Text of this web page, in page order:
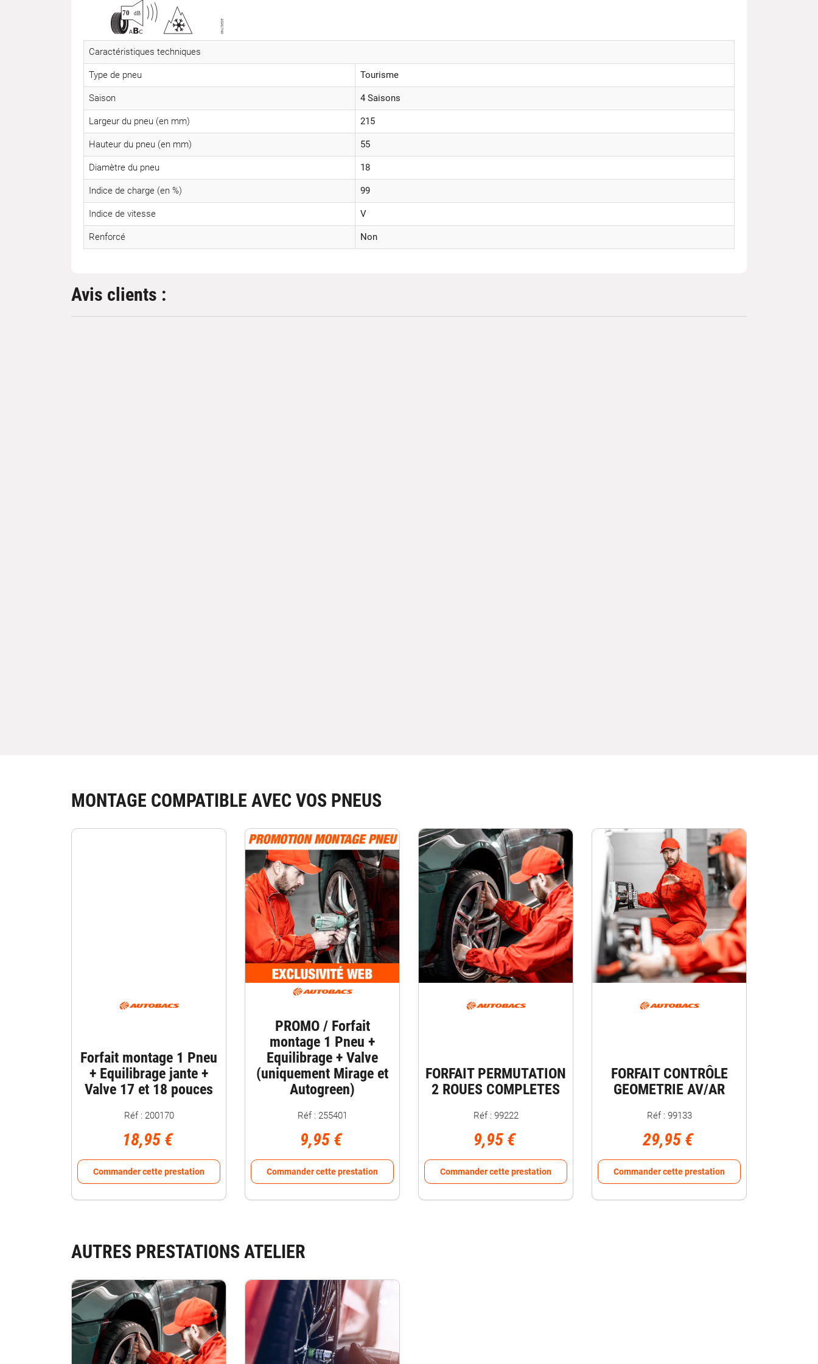
Caractéristiques techniques
Type de pneu Tourisme
Saison 4 Saisons
Largeur du pneu (en mm) 215
Hauteur du pneu (en mm) 55
Diamètre du pneu 18
Indice de charge (en %) 99
Indice de vitesse V
Renforcé Non
Avis clients :
MONTAGE COMPATIBLE AVEC VOS PNEUS
Forfait montage 1 Pneu
+ Equilibrage jante +
Valve 17 et 18 pouces
Réf : 200170
18,95 €
Commander cette prestation
PROMO / Forfait
montage 1 Pneu +
Equilibrage + Valve
(uniquement Mirage et
Autogreen)
Réf : 255401
9,95 €
Commander cette prestation
FORFAIT PERMUTATION
2 ROUES COMPLETES
Réf : 99222
9,95 €
Commander cette prestation
FORFAIT CONTRÔLE
GEOMETRIE AV/AR
Réf : 99133
29,95 €
Commander cette prestation
AUTRES PRESTATIONS ATELIER